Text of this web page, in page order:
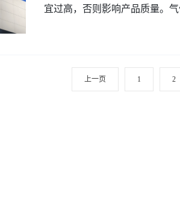
宜过高，否则影响产品质量。
上一页 1 2